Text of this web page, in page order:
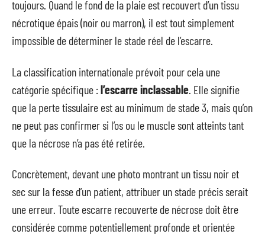
toujours. Quand le fond de la plaie est recouvert d’un tissu
nécrotique épais (noir ou marron), il est tout simplement
impossible de déterminer le stade réel de l’escarre.
La classification internationale prévoit pour cela une
catégorie spécifique :l’escarre inclassable . Elle signifie
que la perte tissulaire est au minimum de stade 3, mais qu’on
ne peut pas confirmer si l’os ou le muscle sont atteints tant
que la nécrose n’a pas été retirée.
Concrètement, devant une photo montrant un tissu noir et
sec sur la fesse d’un patient, attribuer un stade précis serait
une erreur. Toute escarre recouverte de nécrose doit être
considérée comme potentiellement profonde et orientée